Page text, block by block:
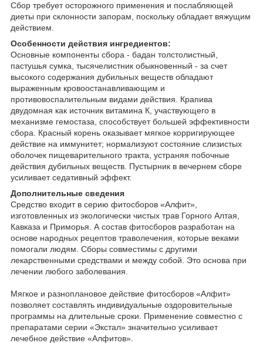
Сбор требует осторожного применения и послабляющей
диеты при склонности запорам, поскольку обладает вяжущим
действием.
Особенности действия ингредиентов:
Основные компоненты сбора - бадан толстолистный,
пастушья сумка, тысячелистник обыкновенный - за счет
высокого содержания дубильных веществ обладают
выраженным кровоостанавливающим и
противовоспалительным видами действия. Крапива
двудомная как источник витамина К, участвующего в
механизме гемостаза, способствует большей эффективности
сбора. Красный корень оказывает мягкое корригирующее
действие на иммунитет; нормализуют состояние слизистых
оболочек пищеварительного тракта, устраняя побочные
действия дубильных веществ. Пустырник в вечернем сборе
усиливает седативный эффект.
Дополнительные сведения
Средство входит в серию фитосборов «Алфит»,
изготовленных из экологически чистых трав Горного Алтая,
Кавказа и Приморья. А состав фитосборов разработан на
основе народных рецептов траволечения, которые веками
помогали людям. Сборы совместимы с другими
лекарственными средствами и между собой. Это основа при
лечении любого заболевания.
Мягкое и разноплановое действие фитосборов «Алфит»
позволяет составлять индивидуальные оздоровительные
программы на длительные сроки. Применение совместно с
препаратами серии «Экстал» значительно усиливает
лечебное действие «Алфитов».